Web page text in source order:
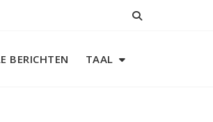
BERICHTEN TAAL